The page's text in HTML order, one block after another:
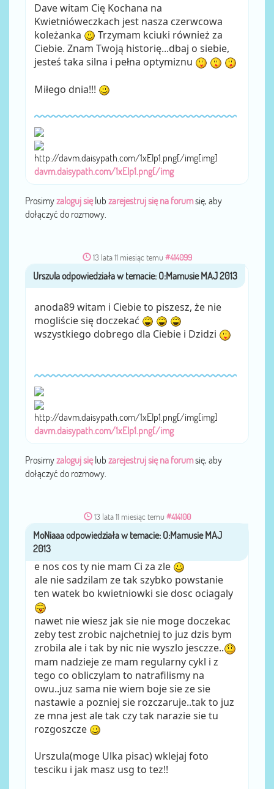
Dave witam Cię Kochana na
Kwietnióweczkach jest nasza czerwcowa
koleżanka
Trzymam kciuki również za
Ciebie. Znam Twoją historię...dbaj o siebie,
jesteś taka silna i pełna optymiznu
Miłego dnia!!!
http://davm.daisypath.com/1xEIp1.png[/img[img]
davm.daisypath.com/1xEIp1.png[/img
Prosimyzaloguj sięlub zarejestruj się na forumsię, aby
dołączyć do rozmowy.
13 lata 11 miesiąc temu #414099
przezUrszula
anoda89 witam i Ciebie to piszesz, że nie
mogliście się doczekać
wszystkiego dobrego dla Ciebie i Dzidzi
http://davm.daisypath.com/1xEIp1.png[/img[img]
davm.daisypath.com/1xEIp1.png[/img
Prosimyzaloguj sięlub zarejestruj się na forumsię, aby
dołączyć do rozmowy.
13 lata 11 miesiąc temu #414100
przezMoNiaaa
e nos cos ty nie mam Ci za zle
ale nie sadzilam ze tak szybko powstanie
ten watek bo kwietniowki sie dosc ociagaly
nawet nie wiesz jak sie nie moge doczekac
zeby test zrobic najchetniej to juz dzis bym
zrobila ale i tak by nic nie wyszlo jesczze..
mam nadzieje ze mam regularny cykl i z
tego co obliczylam to natrafilismy na
owu..juz sama nie wiem boje sie ze sie
nastawie a pozniej sie rozczaruje..tak to juz
ze mna jest ale tak czy tak narazie sie tu
rozgoszcze
Urszula(moge Ulka pisac) wklejaj foto
tesciku i jak masz usg to tez!!